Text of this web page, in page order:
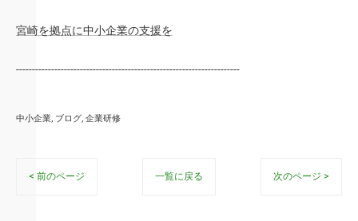
宮崎を拠点に中小企業の支援を
----------------------------------------------------------------------
中小企業 ブログ 企業研修
< 前のページ 一覧に戻る 次のページ >